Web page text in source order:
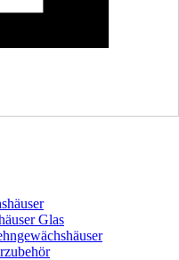
Glas